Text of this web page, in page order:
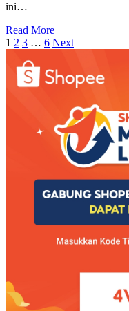
ini…
Read More
1 2 3 … 6 Next